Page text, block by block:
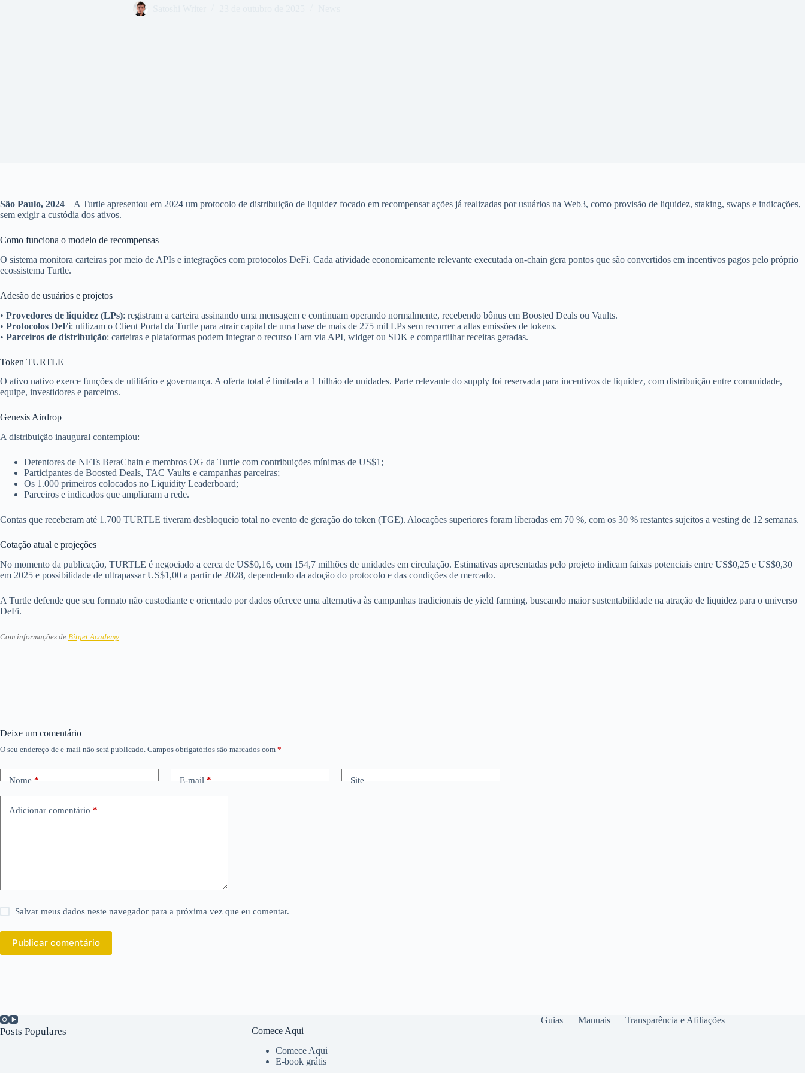
São Paulo, 2024 – A Turtle apresentou em 2024 um protocolo de distribuição de liquidez focado em recompensar ações já realizadas por usuários na Web3, como provisão de liquidez, staking, swaps e indicações,
sem exigir a custódia dos ativos.
Como funciona o modelo de recompensas
O sistema monitora carteiras por meio de APIs e integrações com protocolos DeFi. Cada atividade economicamente relevante executada on-chain gera pontos que são convertidos em incentivos pagos pelo próprio
ecossistema Turtle.
Adesão de usuários e projetos
• Provedores de liquidez (LPs): registram a carteira assinando uma mensagem e continuam operando normalmente, recebendo bônus em Boosted Deals ou Vaults.
• Protocolos DeFi: utilizam o Client Portal da Turtle para atrair capital de uma base de mais de 275 mil LPs sem recorrer a altas emissões de tokens.
• Parceiros de distribuição: carteiras e plataformas podem integrar o recurso Earn via API, widget ou SDK e compartilhar receitas geradas.
Token TURTLE
O ativo nativo exerce funções de utilitário e governança. A oferta total é limitada a 1 bilhão de unidades. Parte relevante do supply foi reservada para incentivos de liquidez, com distribuição entre comunidade,
equipe, investidores e parceiros.
Genesis Airdrop
A distribuição inaugural contemplou:
Detentores de NFTs BeraChain e membros OG da Turtle com contribuições mínimas de US$1;
Participantes de Boosted Deals, TAC Vaults e campanhas parceiras;
Os 1.000 primeiros colocados no Liquidity Leaderboard;
Parceiros e indicados que ampliaram a rede.
Contas que receberam até 1.700 TURTLE tiveram desbloqueio total no evento de geração do token (TGE). Alocações superiores foram liberadas em 70 %, com os 30 % restantes sujeitos a vesting de 12 semanas.
Cotação atual e projeções
No momento da publicação, TURTLE é negociado a cerca de US$0,16, com 154,7 milhões de unidades em circulação. Estimativas apresentadas pelo projeto indicam faixas potenciais entre US$0,25 e US$0,30
em 2025 e possibilidade de ultrapassar US$1,00 a partir de 2028, dependendo da adoção do protocolo e das condições de mercado.
A Turtle defende que seu formato não custodiante e orientado por dados oferece uma alternativa às campanhas tradicionais de yield farming, buscando maior sustentabilidade na atração de liquidez para o universo
DeFi.
Com informações de Bitget Academy
Deixe um comentário
O seu endereço de e-mail não será publicado. Campos obrigatórios são marcados com *
Nome* E-mail* Site
Adicionar comentário *
Salvar meus dados neste navegador para a próxima vez que eu comentar.
Publicar comentário
Guias Manuais Transparência e Afiliações
Posts Populares
Comece Aqui
Comece Aqui
E-book grátis